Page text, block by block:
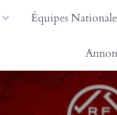
Équipes